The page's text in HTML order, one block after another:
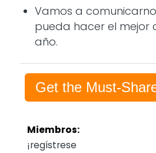
Vamos a
pueda hacer el mejor
año.
Get the Must-
Miembros:
¡regístrese